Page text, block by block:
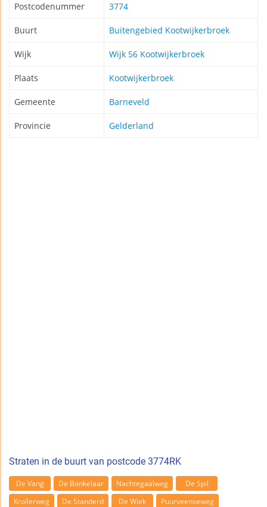
Postcodenummer 3774
Buurt Buitengebied Kootwijkerbroek
Wijk Wijk 56 Kootwijkerbroek
Plaats Kootwijkerbroek
Gemeente Barneveld
Provincie Gelderland
Straten in de buurt van postcode 3774RK
De Vang De Bonkelaar Nachtegaalweg
De Spil
Krollerweg
De Standerd De Wiek
Puurveenseweg